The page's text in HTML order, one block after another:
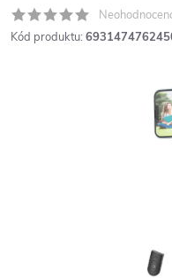
Kód produktu: